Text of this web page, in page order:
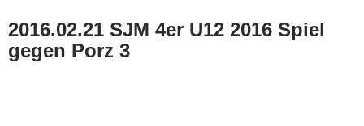
2016.02.21 SJM 4er U12 2016 Spiel
gegen Porz 3